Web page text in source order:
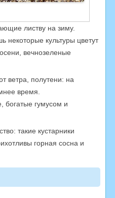
листву на зиму.
некоторые культуры цветут
вечнозеленые
ветра, полутени: на
время.
богатые гумусом и
такие кустарники
горная сосна и